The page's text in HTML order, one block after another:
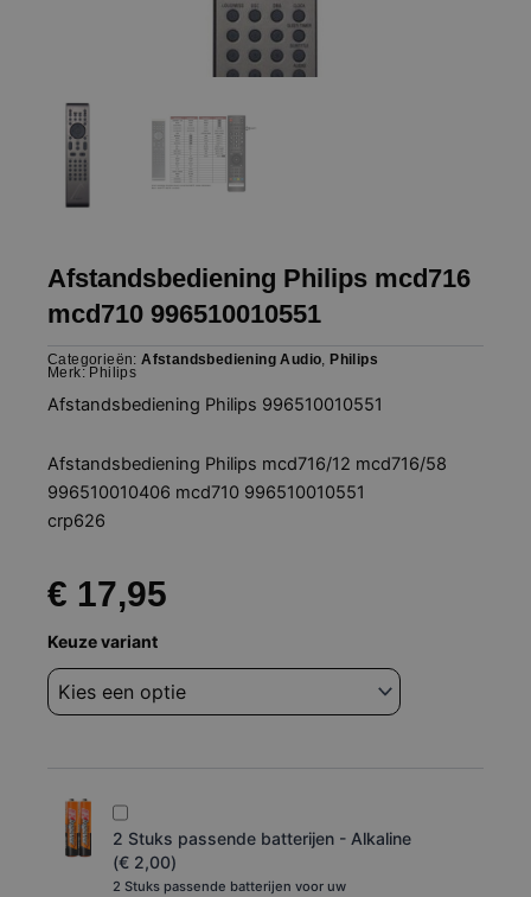
Afstandsbediening Philips mcd716
mcd710 996510010551
Categorieën: Afstandsbediening Audio ,Philips
Merk: Philips
Afstandsbediening Philips 996510010551
Afstandsbediening Philips mcd716/12 mcd716/58
996510010406 mcd710 996510010551
crp626
€ 17,95
Keuze variant
2 Stuks passende batterijen - Alkaline
(€ 2,00)
2 Stuks passende batterijen voor uw
Afstandsbediening
Philips
mcd716
mcd710